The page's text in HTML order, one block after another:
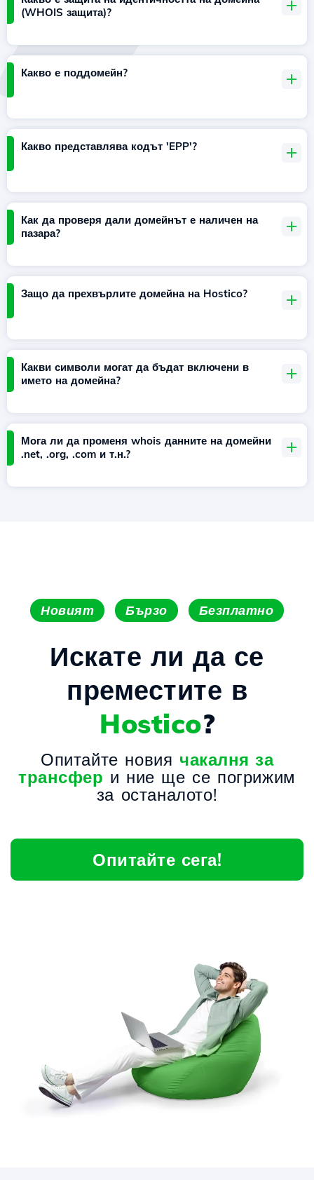
(WHOIS защита)?
Какво е поддомейн?
Какво представлява кодът 'EPP'?
Как да проверя дали домейнът е наличен на
пазара?
Защо да прехвърлите домейна на Hostico?
Какви символи могат да бъдат включени в
името на домейна?
Мога ли да променя whois данните на домейни
.net, .org, .com и т.н.?
Новият Бързо Безплатно
Искате ли да се
преместите в
Hostico?
Опитайте новия чакалня за
трансфер и ние ще се погрижим
за останалото!
Опитайте сега!